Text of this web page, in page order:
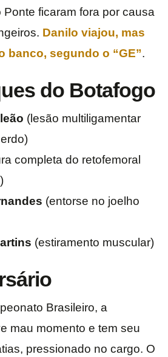
Ponte ficaram fora por causa
Danilo viajou, mas
banco, segundo o “GE”.
do Botafogo
(lesão multiligamentar
completa do retofemoral
(entorse no joelho
(estiramento muscular)
Brasileiro, a
mau momento e tem seu
pressionado no cargo. O